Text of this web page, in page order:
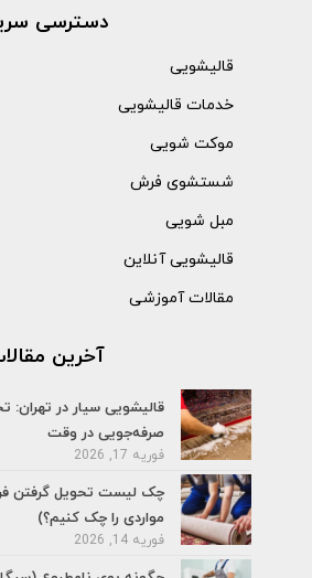
دسترسی
قالیشویی
خدمات قالیشویی
موکت شویی
شستشوی فرش
مبل شویی
قالیشویی آنلاین
مقالات آموزشی
آخرین
قالیشویی سیار در تهران:
صرفه‌جویی در وقت
فوریه 17, 2026
چک لیست تحویل گرفتن
مواردی را چک کنیم؟)
فوریه 14, 2026